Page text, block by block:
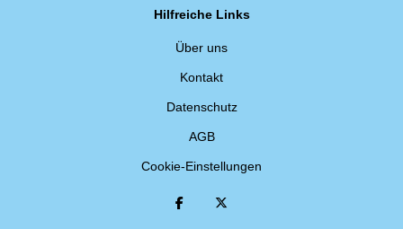
Hilfreiche Links
Über uns
Kontakt
Datenschutz
AGB
Cookie-Einstellungen